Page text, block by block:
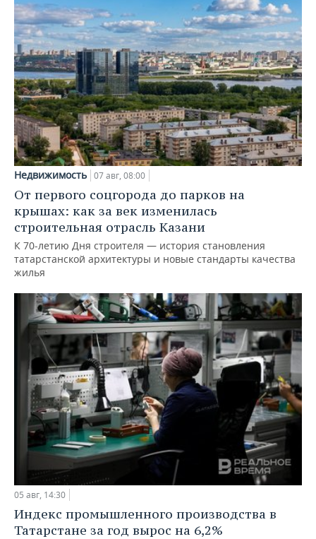
Недвижимость 07 авг, 08:00
От первого соцгорода до парков на
крышах: как за век изменилась
строительная отрасль Казани
К 70-летию Дня строителя — история становления
татарстанской архитектуры и новые стандарты качества
жилья
05 авг, 14:30
Индекс промышленного производства в
Татарстане за год вырос на 6,2%